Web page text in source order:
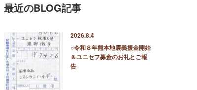
最近のBLOG記事
2026.8.4
○令和８年熊本地震義援金開始
＆ユニセフ募金のお礼とご報
告